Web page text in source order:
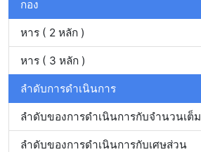
กอง
หาร ( 2 หลัก )
หาร ( 3 หลัก )
ลำดับการดำเนินการ
ลำดับของการดำเนินการกับจำนวนเต็ม
ลำดับของการดำเนินการกับเศษส่วน